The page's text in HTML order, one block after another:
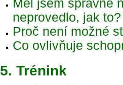
Měl jsem správně
neprovedlo, jak to?
Proč není možné
Co ovlivňuje
5. Trénink